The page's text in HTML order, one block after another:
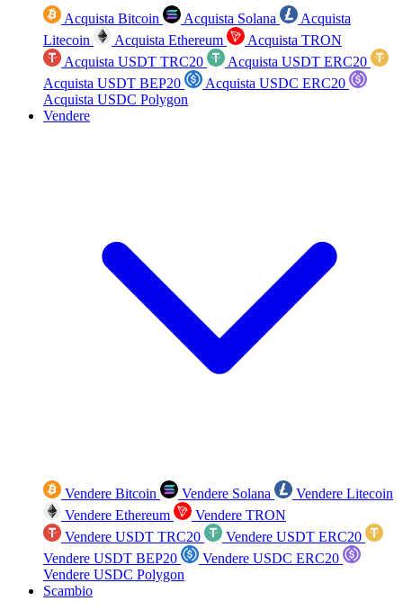
Acquista Bitcoin Acquista Solana
Acquista
Litecoin
Acquista Ethereum
Acquista TRON
Acquista USDT TRC20
Acquista USDT ERC20
Acquista USDT BEP20
Acquista USDC ERC20
Acquista USDC Polygon
Vendere
Vendere Bitcoin Vendere Solana
Vendere Litecoin
Vendere Ethereum
Vendere TRON
Vendere USDT TRC20
Vendere USDT ERC20
Vendere USDT BEP20
Vendere USDC ERC20
Vendere USDC Polygon
Scambio